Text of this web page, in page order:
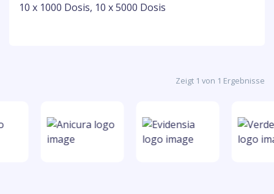
10 x 1000 Dosis, 10 x 5000 Dosis
Zeigt 1 von 1 Ergebnisse